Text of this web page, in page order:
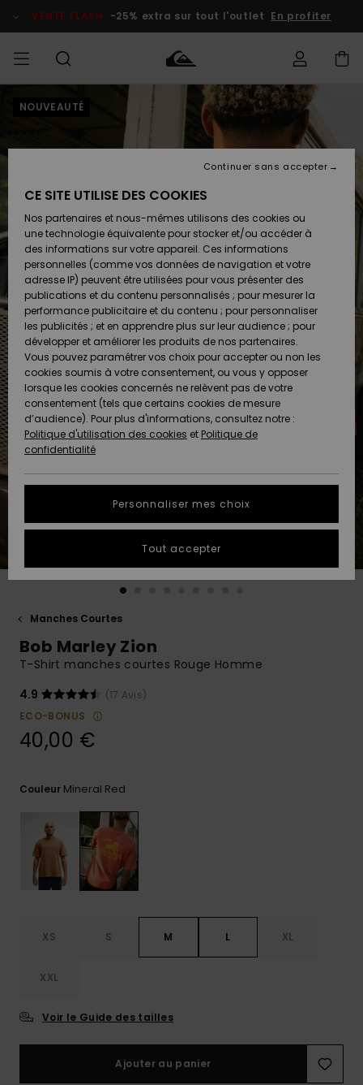
l'information
le
VENTE FLASH -25% extra sur tout l'outlet En profiter
HOMME Vêtements
Accessoires
Chaussures
& Tongs
Surf
Snow
Nouveautés
A
Découvrir
Vêtements
Accessoires
Chaussures
& Tongs
Surf
Snow
Nouveautés
A
Découvrir
FEMME
Shop
Nouveautés
A
Découvrir
Snow
SURF
Surf Shop
Homme
Enfant
Highlights
Communauté
SNOW
Snow
Shop
Snow
Shop
Enfant
Snow
Shop
Femme
A
Découvrir
Communauté
VENTE
FLASH
Outlet
Homme
Enfant
Outlet
Femme
Préférences
Langue Et
Région
français
Nederlands
AIDE &
CONTACT
Accéder à
ma
commande
Retours
Paiement
Carte
Cadeau
Quiksilver
Freedom
Protection
des données
Démarrez
pour obtenir
question.
Démarrer
conversation
formulaire
de contact.
Consulter
COLLECTION
CARTE
CADEAU
LISTE DE
SOUHAITS
NOUVEAUTÉ
Manches Courtes
Bob Marley Zion
T-Shirt manches courtes Rouge Homme
4.9
(17 Avis)
ECO-BONUS
40,00 €
Couleur Mineral Red
XS S M L XL
XXL
Voir le Guide des tailles
Ajouter au panier
CE SITE UTILISE DES COOKIES
Nos partenaires et nous-mêmes utilisons des cookies ou
une technologie équivalente pour stocker et/ou accéder à
des informations sur votre appareil. Ces informations
personnelles (comme vos données de navigation et votre
adresse IP) peuvent être utilisées pour vous présenter des
publications et du contenu personnalisés ; pour mesurer la
performance publicitaire et du contenu ; pour personnaliser
les publicités ; et en apprendre plus sur leur audience ; pour
développer et améliorer les produits de nos partenaires.
Vous pouvez paramétrer vos choix pour accepter ou non les
cookies soumis à votre consentement, ou vous y opposer
lorsque les cookies concernés ne relèvent pas de votre
consentement (tels que certains cookies de mesure
d’audience). Pour plus d'informations, consultez notre :
Politique d'utilisation des cookies et Politique de
confidentialité
Personnaliser mes choix
Continuer sans accepter
Tout accepter